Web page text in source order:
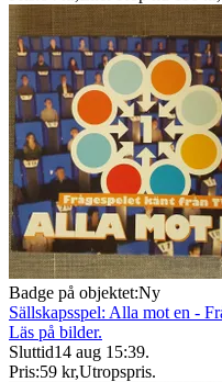
Badge på objektet:Ny
Sällskapsspel: Alla mot en -
Läs på bilder.
Sluttid14 aug 15:39.
Pris:59 kr,Utropspris.